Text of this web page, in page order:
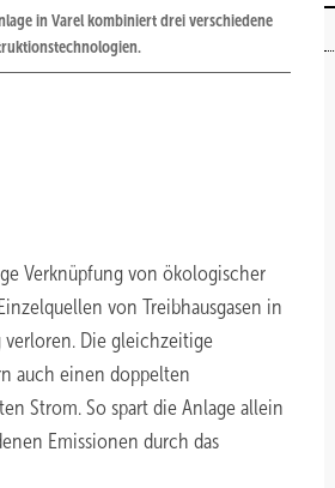
in Varel kombiniert drei verschiedene
Verknüpfung von ökologischer
von Treibhausgasen in
verloren. Die gleichzeitige
auch einen doppelten
Strom. So spart die Anlage allein
Emissionen durch das